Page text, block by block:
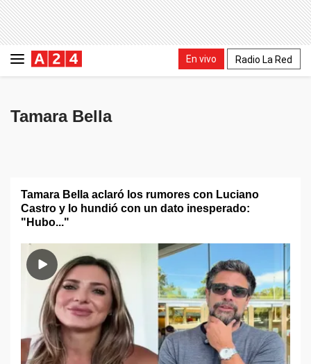
En vivo Radio La Red
Tamara Bella
Tamara Bella aclaró los rumores con Luciano
Castro y lo hundió con un dato inesperado:
"Hubo..."